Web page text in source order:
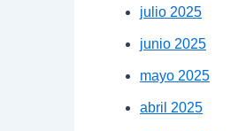
julio 2025
junio 2025
mayo 2025
abril 2025